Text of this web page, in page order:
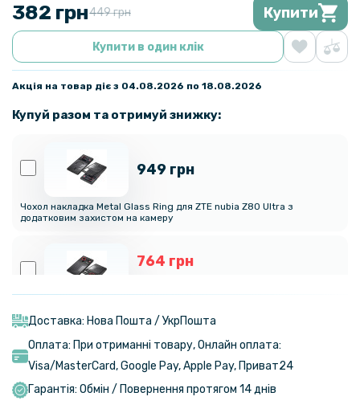
382 грн449 грн Купити
Купити в один клік
Акція на товар діє з 04.08.2026 по 18.08.2026
Купуй разом та отримуй знижку:
949 грн
Чохол накладка Metal Glass Ring для ZTE nubia Z80 Ultra з
додатковим захистом на камеру
764 грн
додатковим захистом на камеру
135 грн
169 грн
Доставка: Нова Пошта / УкрПошта
Оплата: При отриманні товару, Онлайн оплата:
Visa/MasterСard, Google Pay, Apple Pay, Приват24
Гарантія: Обмін / Повернення протягом 14 днів